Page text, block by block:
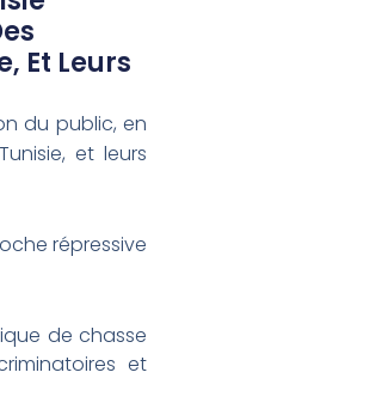
Et Leurs
du public, en
et leurs
répressive
de chasse
et